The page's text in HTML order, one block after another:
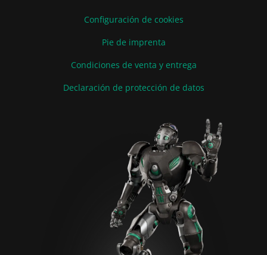
Configuración de cookies
Pie de imprenta
Condiciones de venta y entrega
Declaración de protección de datos